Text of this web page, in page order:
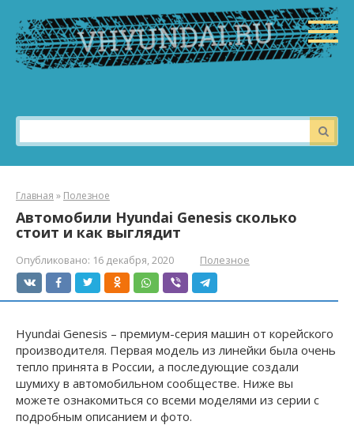
контенту
Поиск:
Главная » Полезное
Автомобили Hyundai Genesis сколько
стоит и как выглядит
Опубликовано: 16 декабря, 2020 Полезное
Hyundai Genesis – премиум-серия машин от корейского
производителя. Первая модель из линейки была очень
тепло принята в России, а последующие создали
шумиху в автомобильном сообществе. Ниже вы
можете ознакомиться со всеми моделями из серии с
подробным описанием и фото.